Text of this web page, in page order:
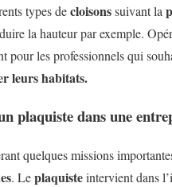
types decloisonssuivant la
la hauteur par exemple.
pour les professionnels qui
leurs habitats.
plaquiste dans une
quelques missions
. Leplaquisteintervient dans